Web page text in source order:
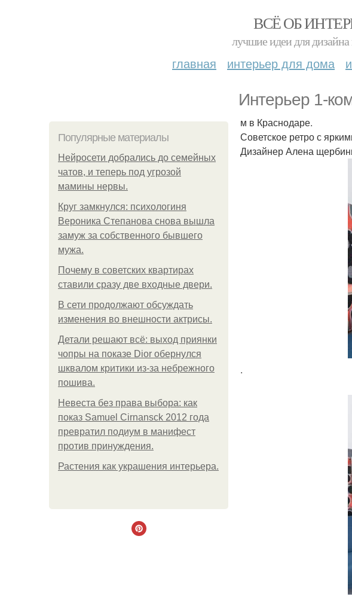
ВСЁ ОБ
лучшие идеи для дизайна
главная интерьер для дома
Интерьер 1-
Популярные материалы
Нейросети добрались до семейных
чатов, и теперь под угрозой
мамины нервы.
Круг замкнулся: психологиня
Вероника Степанова снова вышла
замуж за собственного бывшего
мужа.
Почему в советских квартирах
ставили сразу две входные двери.
В сети продолжают обсуждать
изменения во внешности актрисы.
Детали решают всё: выход приянки
чопры на показе Dior обернулся
шквалом критики из-за небрежного
пошива.
Невеста без права выбора: как
показ Samuel Cirnansck 2012 года
превратил подиум в манифест
против принуждения.
Растения как украшения интерьера.
м в Краснодаре.
Советское ретро с
Дизайнер Алена
.